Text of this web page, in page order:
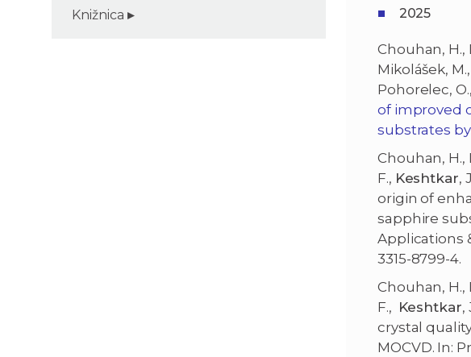
Knižnica
2025
Chouhan, H.,
Mikolášek,
Pohorelec,
of improved
substrates
Chouhan, H.,
F., Keshtkar,
origin of
sapphire
Applications
3315-8799-4.
Chouhan, H.,
F., Keshtkar,
crystal
MOCVD. In: